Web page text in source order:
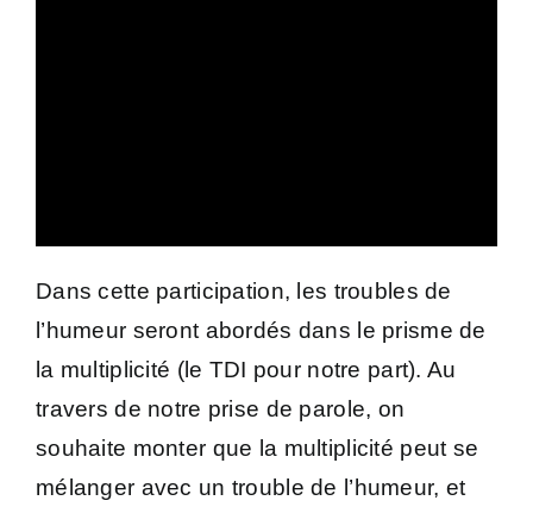
Dans cette participation, les troubles de
l’humeur seront abordés dans le prisme de
la multiplicité (le TDI pour notre part). Au
travers de notre prise de parole, on
souhaite monter que la multiplicité peut se
mélanger avec un trouble de l’humeur, et